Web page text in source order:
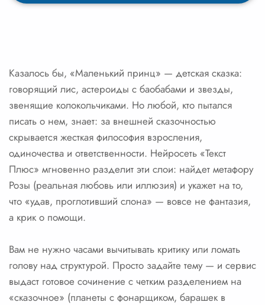
Казалось бы, «Маленький принц» — детская сказка:
говорящий лис, астероиды с баобабами и звезды,
звенящие колокольчиками. Но любой, кто пытался
писать о нем, знает: за внешней сказочностью
скрывается жесткая философия взросления,
одиночества и ответственности. Нейросеть «Текст
Плюс» мгновенно разделит эти слои: найдет метафору
Розы (реальная любовь или иллюзия) и укажет на то,
что «удав, проглотивший слона» — вовсе не фантазия,
а крик о помощи.
Вам не нужно часами вычитывать критику или ломать
голову над структурой. Просто задайте тему — и сервис
выдаст готовое сочинение с четким разделением на
«сказочное» (планеты с фонарщиком, барашек в